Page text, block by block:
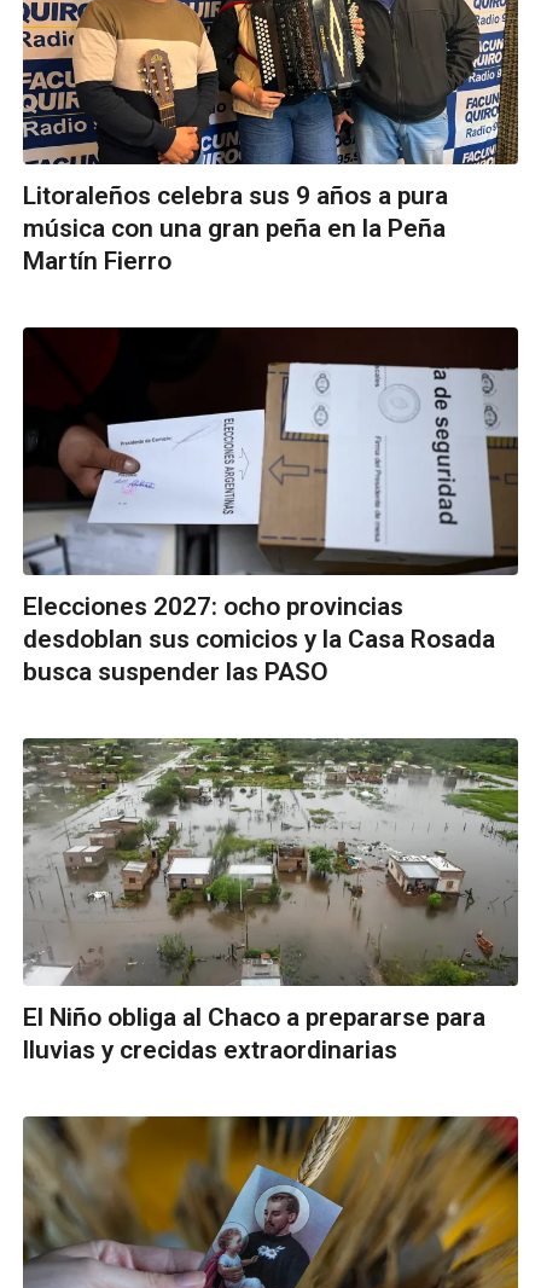
Litoraleños celebra sus 9 años a pura
música con una gran peña en la Peña
Martín Fierro
Elecciones 2027: ocho provincias
desdoblan sus comicios y la Casa Rosada
busca suspender las PASO
El Niño obliga al Chaco a prepararse para
lluvias y crecidas extraordinarias